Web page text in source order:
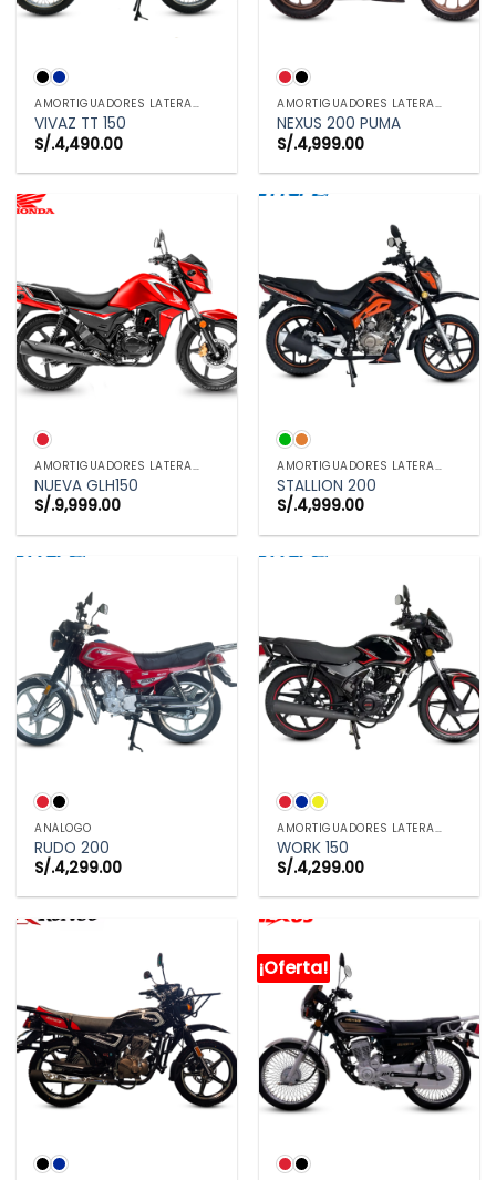
AMORTIGUADORES LATERALES
VIVAZ TT 150
S/.4,490.00
AMORTIGUADORES LATERALES
NEXUS 200 PUMA
S/.4,999.00
AMORTIGUADORES LATERALES
NUEVA GLH150
S/.9,999.00
AMORTIGUADORES LATERALES
STALLION 200
S/.4,999.00
ANÁLOGO
RUDO 200
S/.4,299.00
AMORTIGUADORES LATERALES
WORK 150
S/.4,299.00
¡Oferta!